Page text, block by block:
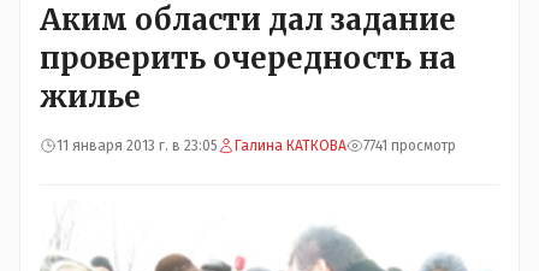
Аким области дал задание
проверить очередность на
жилье
11 января 2013 г. в 23:05 Галина КАТКОВА 7741 просмотр